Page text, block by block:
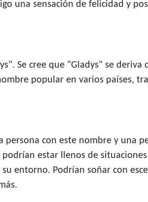
una sensación de felicidad y
Se cree que "Gladys" se deriva
popular en varios países,
persona con este nombre y una
estar llenos de
entorno. Podrían soñar con